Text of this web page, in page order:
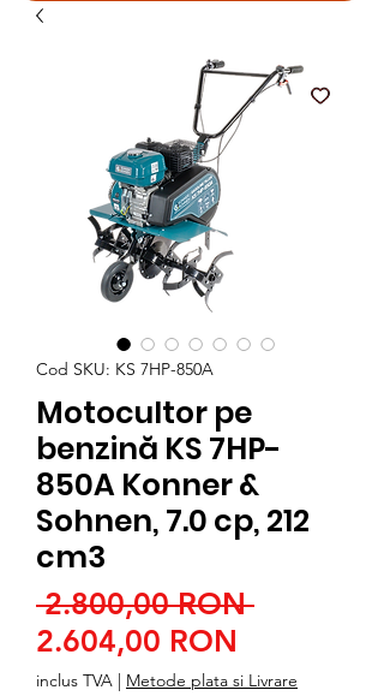
Cod SKU: KS 7HP-850A
Motocultor pe
benzină KS 7HP-
850A Konner &
Sohnen, 7.0 cp, 212
cm3
2.800,00 RON Preț
2.604,00 RON
redus
inclus TVA | Metode plata si Livrare